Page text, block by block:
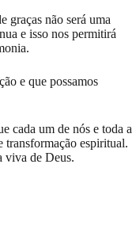
graças não será uma
e isso nos permitirá
e que possamos
cada um de nós e toda a
transformação espiritual.
viva de Deus.